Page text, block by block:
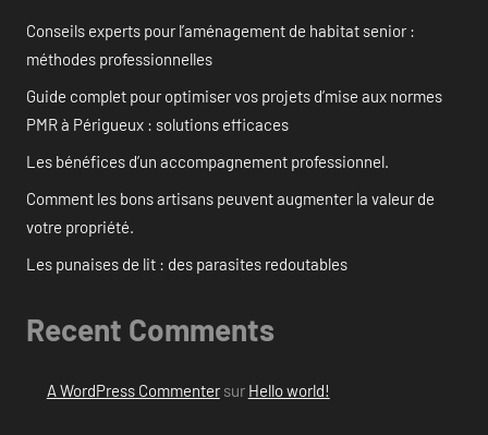
Conseils experts pour l’aménagement de habitat senior :
méthodes professionnelles
Guide complet pour optimiser vos projets d’mise aux normes
PMR à Périgueux : solutions efficaces
Les bénéfices d’un accompagnement professionnel.
Comment les bons artisans peuvent augmenter la valeur de
votre propriété.
Les punaises de lit : des parasites redoutables
Recent Comments
A WordPress Commentersur Hello world!